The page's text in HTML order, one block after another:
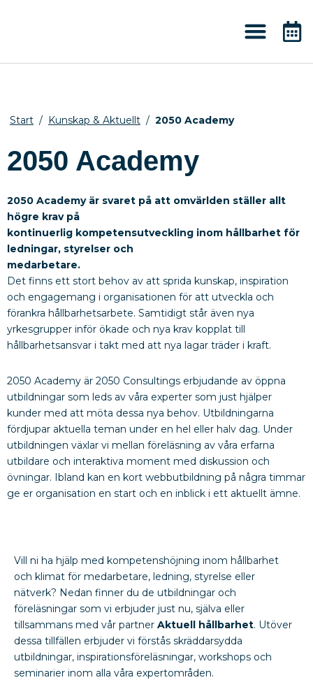
Start / Kunskap & Aktuellt / 2050 Academy
2050 Academy
2050 Academy är svaret på att omvärlden ställer allt
högre krav på
kontinuerlig kompetensutveckling inom hållbarhet för
ledningar, styrelser och
medarbetare.
Det finns ett stort behov av att sprida kunskap, inspiration
och engagemang i organisationen för att utveckla och
förankra hållbarhetsarbete. Samtidigt står även nya
yrkesgrupper inför ökade och nya krav kopplat till
hållbarhetsansvar i takt med att nya lagar träder i kraft.
2050 Academy är 2050 Consultings erbjudande av öppna
utbildningar som leds av våra experter som just hjälper
kunder med att möta dessa nya behov. Utbildningarna
fördjupar aktuella teman under en hel eller halv dag. Under
utbildningen växlar vi mellan föreläsning av våra erfarna
utbildare och interaktiva moment med diskussion och
övningar. Ibland kan en kort webbutbildning på några timmar
ge er organisation en start och en inblick i ett aktuellt ämne.
Vill ni ha hjälp med kompetenshöjning inom hållbarhet
och klimat för medarbetare, ledning, styrelse eller
nätverk? Nedan finner du de utbildningar och
föreläsningar som vi erbjuder just nu, själva eller
tillsammans med vår partner Aktuell hållbarhet. Utöver
dessa tillfällen erbjuder vi förstås skräddarsydda
utbildningar, inspirationsföreläsningar, workshops och
seminarier inom alla våra expertområden.